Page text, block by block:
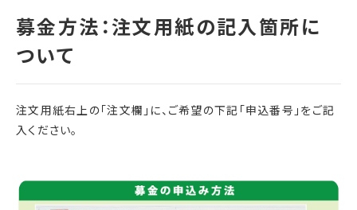
注文用紙右上の「注文欄」に、ご希望の下記「申込番号」をご記
入ください。